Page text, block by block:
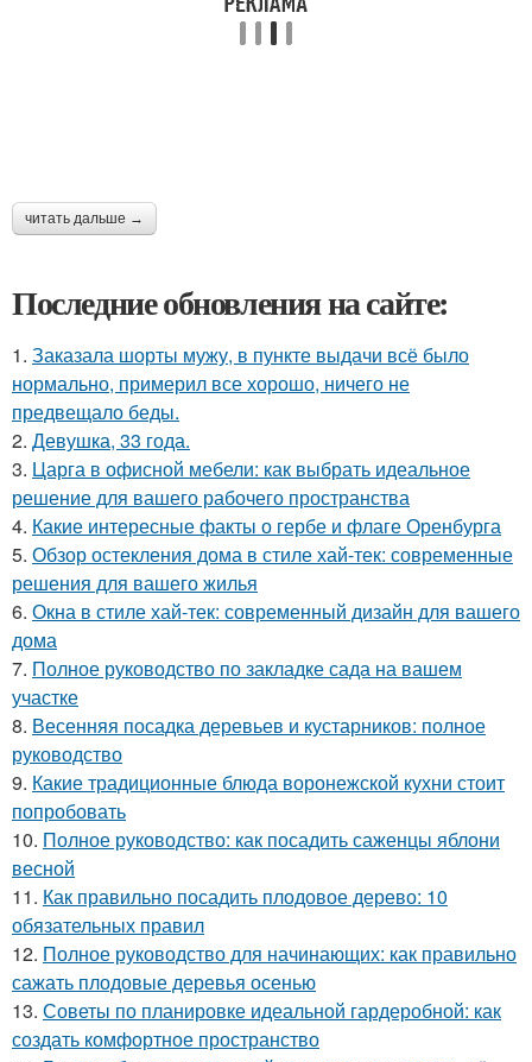
читать дальше →
Последние обновления на сайте:
1. Заказала шорты мужу, в пункте выдачи всё было
нормально, примерил все хорошо, ничего не
предвещало беды.
2. Девушка, 33 года.
3. Царга в офисной мебели: как выбрать идеальное
решение для вашего рабочего пространства
4. Какие интересные факты о гербе и флаге Оренбурга
5. Обзор остекления дома в стиле хай-тек: современные
решения для вашего жилья
6. Окна в стиле хай-тек: современный дизайн для вашего
дома
7. Полное руководство по закладке сада на вашем
участке
8. Весенняя посадка деревьев и кустарников: полное
руководство
9. Какие традиционные блюда воронежской кухни стоит
попробовать
10. Полное руководство: как посадить саженцы яблони
весной
11. Как правильно посадить плодовое дерево: 10
обязательных правил
12. Полное руководство для начинающих: как правильно
сажать плодовые деревья осенью
13. Советы по планировке идеальной гардеробной: как
создать комфортное пространство